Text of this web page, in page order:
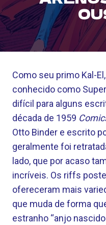
Como seu primo Kal-
conhecido como
difícil para alguns
década de 1959
Otto Binder e escrito
geralmente foi
lado, que por acaso
incríveis. Os riffs
ofereceram mais
que muda de forma
estranho “anjo